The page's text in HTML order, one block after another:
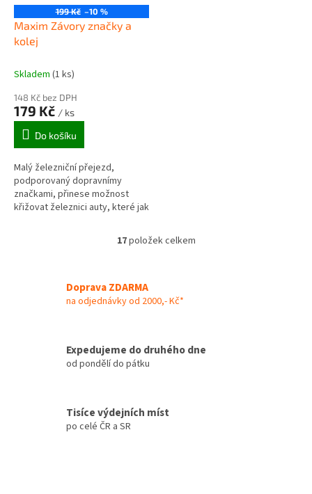
199 Kč –10 %
Maxim Závory značky a
kolej
Skladem (1 ks)
148 Kč bez DPH
179 Kč / ks
Do košíku
Malý železniční přejezd,
podporovaný dopravnímy
značkami, přinese možnost
křižovat železnici auty, které jak
O
d
p
y
v
17položek celkem
Doprava ZDARMA
na odjednávky od 2000,- Kč*
Expedujeme do druhého dne
od pondělí do pátku
Tisíce výdejních míst
po celé ČR a SR